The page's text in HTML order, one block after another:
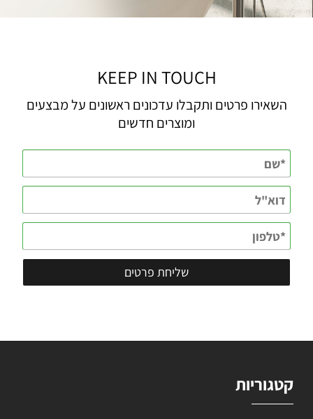
KEEP IN TOUCH
השאירו פרטים ותקבלו עדכונים ראשונים על מבצעים
ומוצרים חדשים
קטגוריות